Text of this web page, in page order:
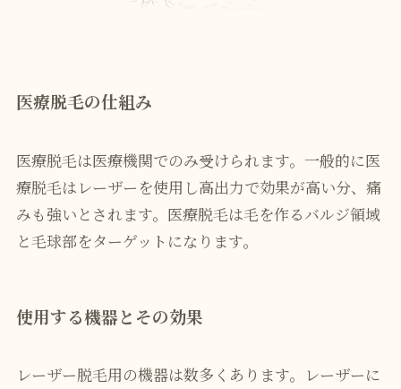
医療脱毛の仕組み
医療脱毛は医療機関でのみ受けられます。一般的に医
療脱毛はレーザーを使用し高出力で効果が高い分、痛
みも強いとされます。医療脱毛は毛を作るバルジ領域
と毛球部をターゲットになります。
使用する機器とその効果
レーザー脱毛用の機器は数多くあります。レーザーに